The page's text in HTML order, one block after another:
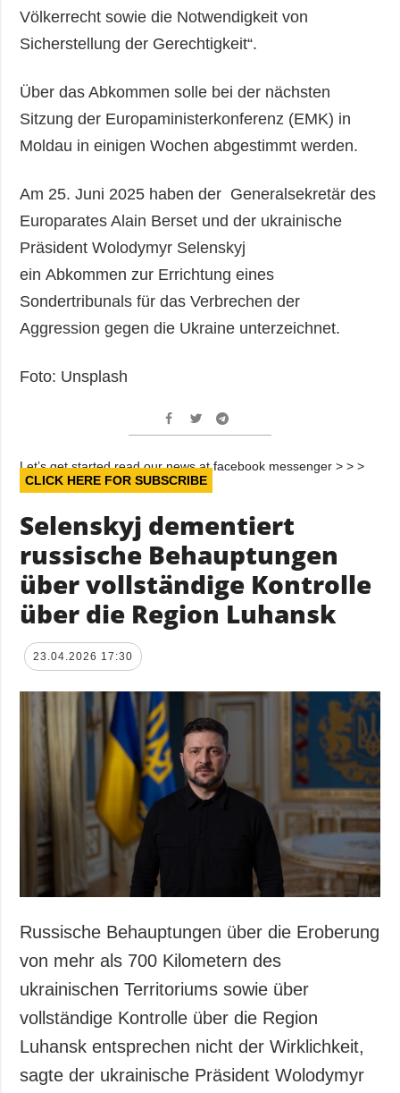
Völkerrecht sowie die Notwendigkeit von
Sicherstellung der Gerechtigkeit“.
Über das Abkommen solle bei der nächsten
Sitzung der Europaministerkonferenz (EMK) in
Moldau in einigen Wochen abgestimmt werden.
Am 25. Juni 2025 haben der Generalsekretär des
Europarates Alain Berset und der ukrainische
Präsident Wolodymyr Selenskyj
ein Abkommen zur Errichtung eines
Sondertribunals für das Verbrechen der
Aggression gegen die Ukraine unterzeichnet.
Foto: Unsplash
Let’s get started read our news at facebook messenger > > >
CLICK HERE FOR SUBSCRIBE
Selenskyj dementiert
russische Behauptungen
über vollständige Kontrolle
über die Region Luhansk
23.04.2026 17:30
Russische Behauptungen über die Eroberung
von mehr als 700 Kilometern des
ukrainischen Territoriums sowie über
vollständige Kontrolle über die Region
Luhansk entsprechen nicht der Wirklichkeit,
sagte der ukrainische Präsident Wolodymyr